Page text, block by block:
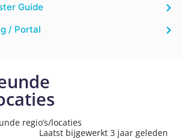
Guide
/ Portal
regio’s/locaties
Laatst bijgewerkt 3 jaar geleden